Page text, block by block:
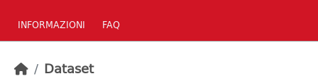
INFORMAZIONI FAQ
Dataset